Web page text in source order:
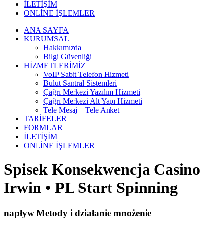
İLETİŞİM
ONLİNE İŞLEMLER
ANA SAYFA
KURUMSAL
Hakkımızda
Bilgi Güvenliği
HİZMETLERİMİZ
VoIP Sabit Telefon Hizmeti
Bulut Santral Sistemleri
Çağrı Merkezi Yazılım Hizmeti
Çağrı Merkezi Alt Yapı Hizmeti
Tele Mesaj – Tele Anket
TARİFELER
FORMLAR
İLETİŞİM
ONLİNE İŞLEMLER
Spisek Konsekwencja Casino
Irwin • PL Start Spinning
napływ Metody i działanie mnożenie